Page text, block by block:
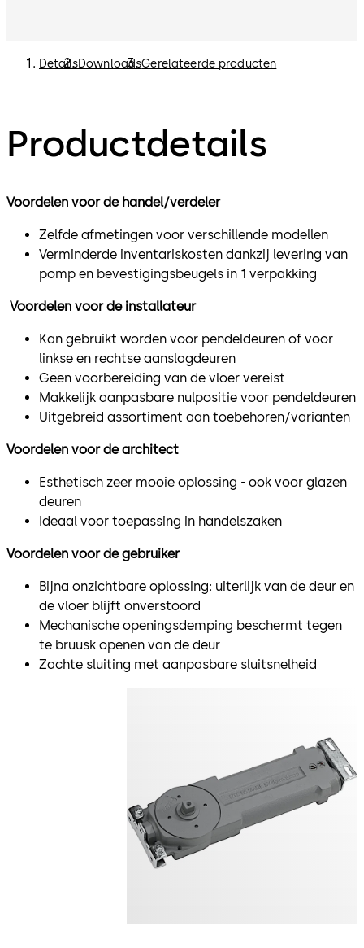
DetailsDownloadsGerelateerde producten
Productdetails
Voordelen voor de handel/verdeler
Zelfde afmetingen voor verschillende modellen
Verminderde inventariskosten dankzij levering van
pomp en bevestigingsbeugels in 1 verpakking
Voordelen voor de installateur
Kan gebruikt worden voor pendeldeuren of voor
linkse en rechtse aanslagdeuren
Geen voorbereiding van de vloer vereist
Makkelijk aanpasbare nulpositie voor pendeldeuren
Uitgebreid assortiment aan toebehoren/varianten
Voordelen voor de architect
Esthetisch zeer mooie oplossing - ook voor glazen
deuren
Ideaal voor toepassing in handelszaken
Voordelen voor de gebruiker
Bijna onzichtbare oplossing: uiterlijk van de deur en
de vloer blijft onverstoord
Mechanische openingsdemping beschermt tegen
te bruusk openen van de deur
Zachte sluiting met aanpasbare sluitsnelheid